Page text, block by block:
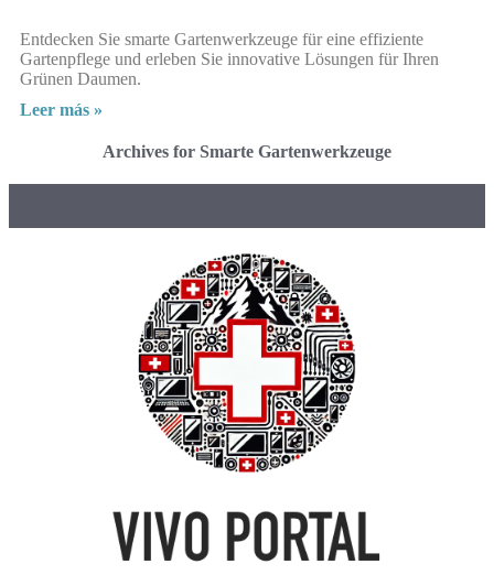
Entdecken Sie smarte Gartenwerkzeuge für eine effiziente
Gartenpflege und erleben Sie innovative Lösungen für Ihren
Grünen Daumen.
Leer más »
Archives for Smarte Gartenwerkzeuge